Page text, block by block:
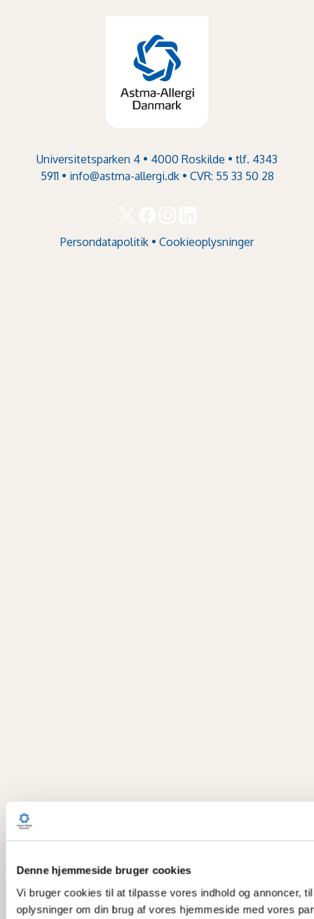
Denne hjemmeside bruger cookies
Vi bruger cookies til at tilpasse vores indhold og annoncer,
oplysninger om din brug af vores hjemmeside med vores
Universitetsparken 4 • 4000 Roskilde • tlf. 4343
5911 • info@astma-allergi.dk• CVR: 55 33 50 28
Persondatapolitik • Cookieoplysninger